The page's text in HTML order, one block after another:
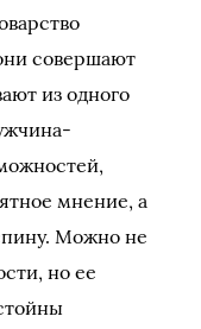
совершают
из одного
мнение, а
Можно не
но ее